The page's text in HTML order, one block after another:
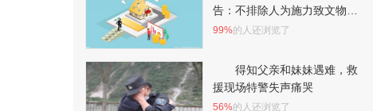
告：不排除人为施力致文物破
裂
99%的人还浏览了
得知父亲和妹妹遇难，救
援现场特警失声痛哭
56%的人还浏览了